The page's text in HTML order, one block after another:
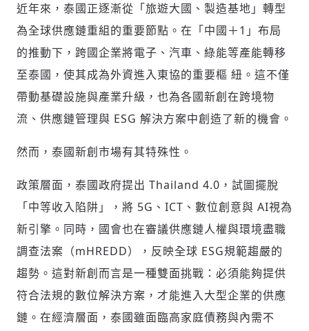
近年來，泰國正逐漸從「旅遊大國、製造基地」轉型
為全球供應鏈重組的重要節點。在「中國＋1」布局
的推動下，跨國企業將電子、汽車、綠能等產能轉移
至泰國，使其成為外資進入東協的重要樞 紐。這不僅
帶動基礎設施與產業升級，也為各國新創在跨境物
流、供應鏈管理與 ESG 解決方案中創造了新的機會。
然而，泰國新創市場有其特殊性。
政策層面，泰國政府提出 Thailand 4.0，試圖擺脫
「中等收入陷阱」，將 5G、ICT、數位創意與 AI視為
新引擎。同時，國會也在審議供應鏈人權與環境盡職
調查法案（mHREDD），反映全球 ESG規範趨嚴的
趨勢。這對新創而言是一種雙面挑戰：必須能夠提供
符合法規的數位解決方案，才能進入大型企業的供應
鏈。在經濟層面，泰國雖面臨高家庭債務與內需不